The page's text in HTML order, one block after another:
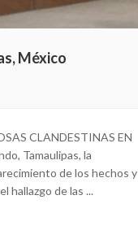
México
CLANDESTINAS EN
Tamaulipas, la
de los hechos y
hallazgo de las ...